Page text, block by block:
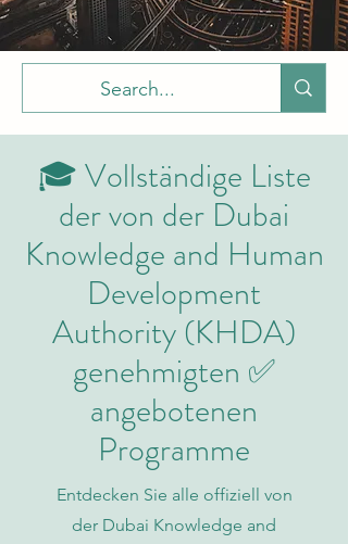
🎓 Vollständige Liste
der von der Dubai
Knowledge and Human
Development
Authority (KHDA)
genehmigten ✅
angebotenen
Programme
Entdecken Sie alle offiziell von
der Dubai Knowledge and